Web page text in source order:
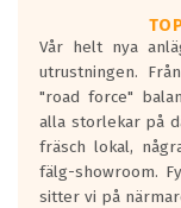
Vår helt nya
utrustningen.
"road force"
alla storlekar på
fräsch lokal,
fälg-showroom.
sitter vi på